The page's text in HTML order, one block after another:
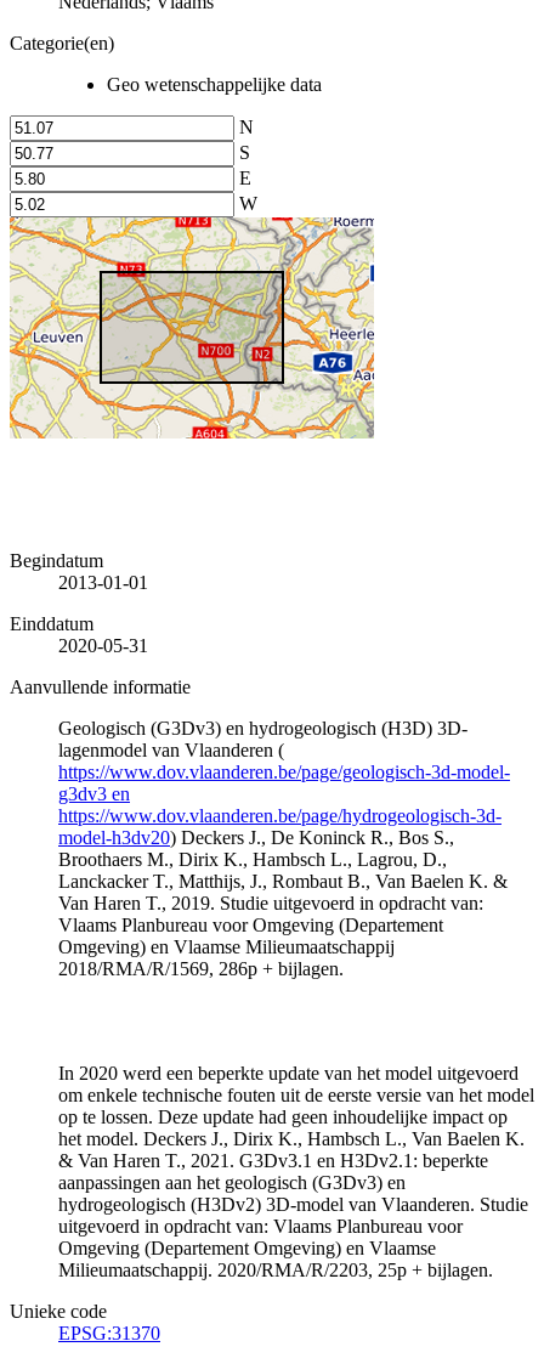
Categorie(en)
Geo wetenschappelijke data
N
S
E
W
Begindatum
2013-01-01
Einddatum
2020-05-31
Aanvullende informatie
Geologisch (G3Dv3) en hydrogeologisch (H3D) 3D-
lagenmodel van Vlaanderen (
https://www.dov.vlaanderen.be/page/geologisch-3d-model-
g3dv3 en
https://www.dov.vlaanderen.be/page/hydrogeologisch-3d-
model-h3dv20) Deckers J., De Koninck R., Bos S.,
Broothaers M., Dirix K., Hambsch L., Lagrou, D.,
Lanckacker T., Matthijs, J., Rombaut B., Van Baelen K. &
Van Haren T., 2019. Studie uitgevoerd in opdracht van:
Vlaams Planbureau voor Omgeving (Departement
Omgeving) en Vlaamse Milieumaatschappij
2018/RMA/R/1569, 286p + bijlagen.
In 2020 werd een beperkte update van het model uitgevoerd
om enkele technische fouten uit de eerste versie van het model
op te lossen. Deze update had geen inhoudelijke impact op
het model. Deckers J., Dirix K., Hambsch L., Van Baelen K.
& Van Haren T., 2021. G3Dv3.1 en H3Dv2.1: beperkte
aanpassingen aan het geologisch (G3Dv3) en
hydrogeologisch (H3Dv2) 3D-model van Vlaanderen. Studie
uitgevoerd in opdracht van: Vlaams Planbureau voor
Omgeving (Departement Omgeving) en Vlaamse
Milieumaatschappij. 2020/RMA/R/2203, 25p + bijlagen.
Unieke code
EPSG:31370